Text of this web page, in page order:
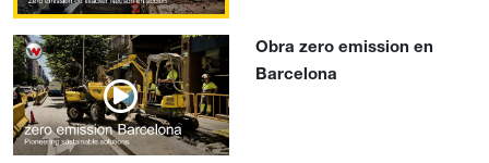
Obra zero emission en
Barcelona